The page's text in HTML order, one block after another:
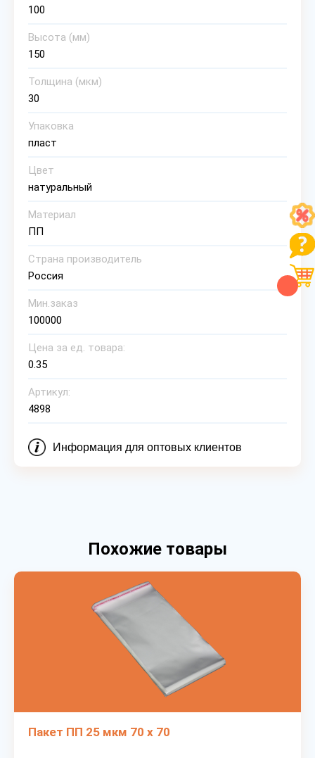
100
Высота (мм)
150
Толщина (мкм)
30
Упаковка
пласт
Цвет
натуральный
Материал
ПП
Страна производитель
Россия
Мин.заказ
100000
Цена за ед. товара:
0.35
Артикул:
4898
Информация для оптовых клиентов
Похожие товары
Пакет ПП 25 мкм 70 х 70